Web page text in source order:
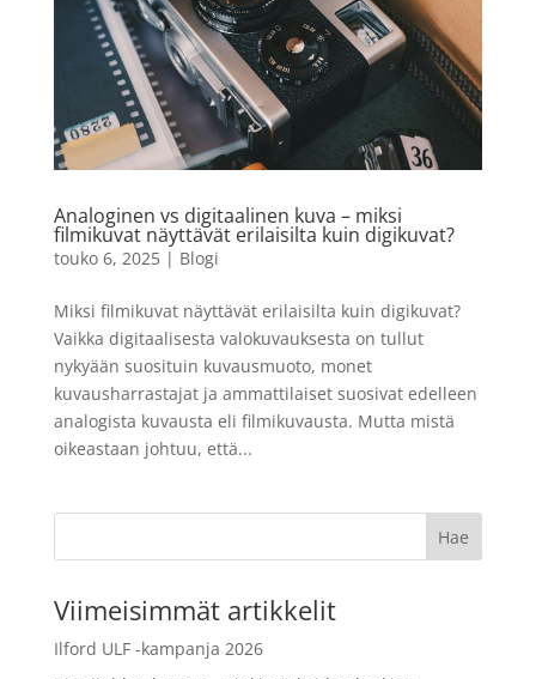
Analoginen vs digitaalinen kuva – miksi
filmikuvat näyttävät erilaisilta kuin digikuvat?
touko 6, 2025| Blogi
Miksi filmikuvat näyttävät erilaisilta kuin digikuvat?
Vaikka digitaalisesta valokuvauksesta on tullut
nykyään suosituin kuvausmuoto, monet
kuvausharrastajat ja ammattilaiset suosivat edelleen
analogista kuvausta eli filmikuvausta. Mutta mistä
oikeastaan johtuu, että...
Viimeisimmät artikkelit
Ilford ULF -kampanja 2026
Ilford Delta 100 4x5 25
Sheets
79,00€ + LISÄÄ